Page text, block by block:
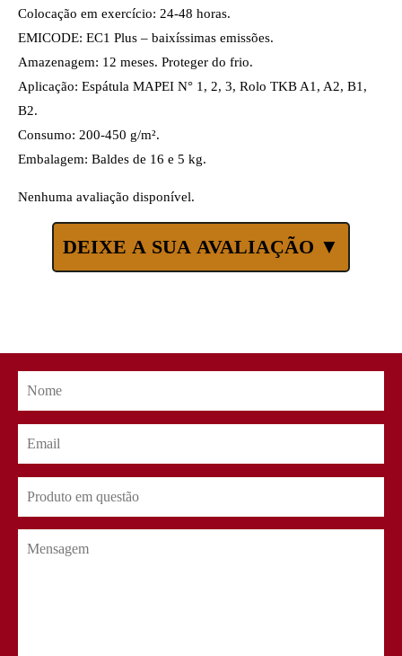
Colocação em exercício: 24-48 horas.
EMICODE: EC1 Plus – baixíssimas emissões.
Amazenagem: 12 meses. Proteger do frio.
Aplicação: Espátula MAPEI N° 1, 2, 3, Rolo TKB A1, A2, B1,
B2.
Consumo: 200-450 g/m².
Embalagem: Baldes de 16 e 5 kg.
Nenhuma avaliação disponível.
DEIXE A SUA AVALIAÇÃO ▼